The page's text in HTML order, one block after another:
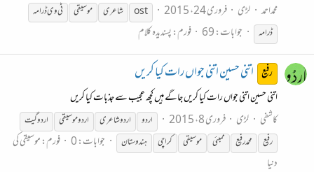
محمداحمد لڑی فروری 24، 2015 ost شاعری موسیقی
ٹی وی ڈرامہ
ڈرامہ
جوابات: 69 فورم:پسندیدہ کلام
رفیع اتنی حسین اتنی جواں رات کیا کریں
اتنی حسین اتنی جواں رات کیا کریں جاگے ہیں کچھ عجیب سے جذبات کیا کریں
کاشفی
لڑی فروری 8، 2015 اردو اردو شاعری اردوموسیقی
اردو گیت
رفیع
محمد رفیع ممبئی موسیقی کراچی ہندوستان جوابات: 0 فورم:موسیقی کی
دنیا